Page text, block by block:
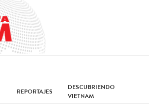
REPORTAJES
DESCUBRIENDO
VIETNAM